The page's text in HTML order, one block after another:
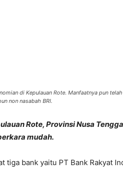
di Kepulauan Rote. Manfaatnya pun
non nasabah BRI.
Rote, Provinsi Nusa
mudah.
tiga bank yaitu PT Bank Rakyat